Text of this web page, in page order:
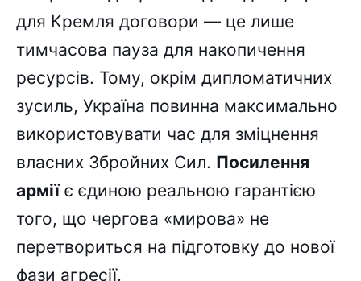
для Кремля договори — це лише
тимчасова пауза для накопичення
ресурсів. Тому, окрім дипломатичних
зусиль, Україна повинна максимально
використовувати час для зміцнення
власних Збройних Сил. Посилення
арміїє єдиною реальною гарантією
того, що чергова «мирова» не
перетвориться на підготовку до нової
фази агресії.